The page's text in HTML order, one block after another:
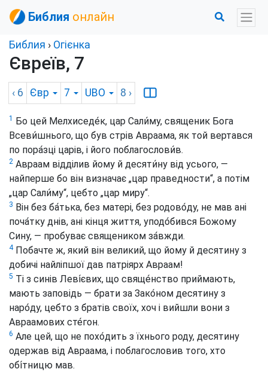
Библия онлайн
Библия › Огієнка
Євреїв, 7
‹ 6 Євр 7 UBO 8 ›
1
Бо цей Мелхиседе́к, цар Сали́му, священик Бога
Всеви́шнього, що був стрів Авраама, як той вертався
по пора́зці царів, і його поблагослови́в.
2 Авраам відділив йому й десяти́ну від усього, —
найперше бо він визначає „цар праведности“, а потім
„цар Сали́му“, цебто „цар миру“.
3 Він без ба́тька, без матері, без родово́ду, не мав ані
поча́тку днів, ані кінця життя, уподо́бився Божому
Сину, — пробуває священиком за́вжди.
4Побачте ж, який він великий, що йому й десятину з
добичі найліпшої дав патріярх Авраам!
5 Ті з синів Леві́євих, що свяще́нство приймають,
мають заповідь — брати за Зако́ном десятину з
наро́ду, цебто з братів своїх, хоч і вийшли вони з
Авраамових сте́гон.
6 Але цей, що не похо́дить з їхнього роду, десятину
одержав від Авраама, і поблагословив того, хто
обі́тницю мав.